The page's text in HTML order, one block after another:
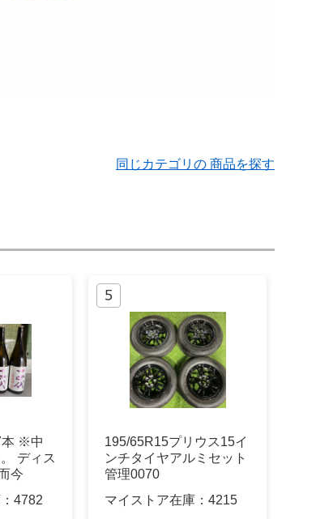
同じカテゴリの 商品を探す
本 ※中
ディス
今
4782
195/65R15プリウス15イ
ンチタイヤアルミセット
管理0070
マイストア在庫： 4215